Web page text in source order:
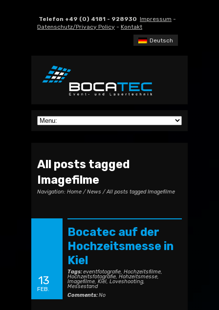
Telefon +49 (0) 4181 - 928930 Impressum -
Datenschutz/Privacy Policy - Kontakt
Deutsch
All posts tagged
Imagefilme
Navigation: Home /News / All posts tagged Imagefilme
13
FEB.
Bocatec auf der
Hochzeitsmesse in
Kiel
Tags:eventfotografie, Hochzeitsfilme,
Hochzeitsfotografie, Hohzeitsmesse,
Imagefilme, Kiel, Loveshooting,
Messestand
Comments:No